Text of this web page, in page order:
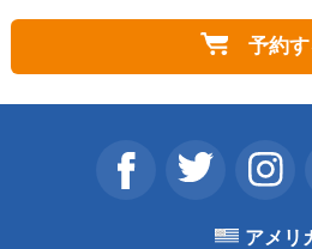
備により入国審査を通れな
負いかねます。ツアー一部
加、②お子様と祖父母等の
なります。 未成年のお子様
しくはカナダ政府サイトに
http://www.cic.gc.ca/
予約
アメリ